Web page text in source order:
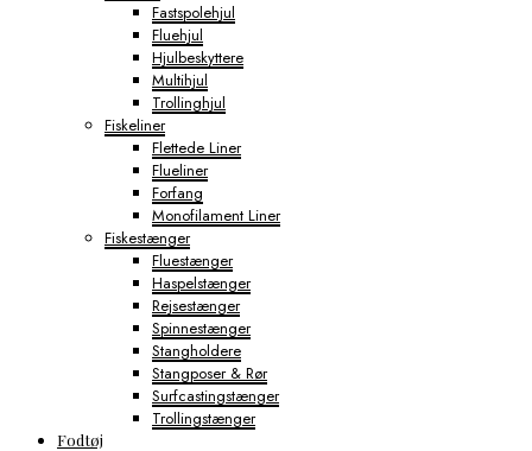
Fastspolehjul
Fluehjul
Hjulbeskyttere
Multihjul
Trollinghjul
Fiskeliner
Flettede Liner
Flueliner
Forfang
Monofilament Liner
Fiskestænger
Fluestænger
Haspelstænger
Rejsestænger
Spinnestænger
Stangholdere
Stangposer & Rør
Surfcastingstænger
Trollingstænger
Fodtøj